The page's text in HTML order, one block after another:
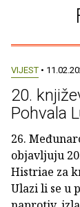
VIJEST •
20.
Pohvala
26.
objavljuju
Histriae za
Ulazi li se u